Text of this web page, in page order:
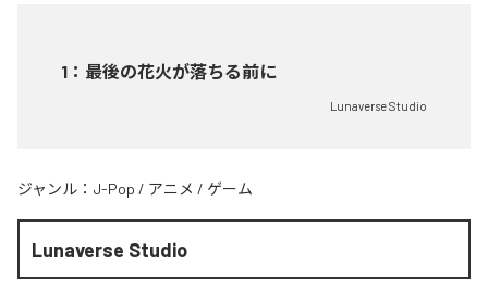
1 ： 最後の花火が落ちる前に
Lunaverse Studio
ジャンル： J-Pop / アニメ / ゲーム
Lunaverse Studio